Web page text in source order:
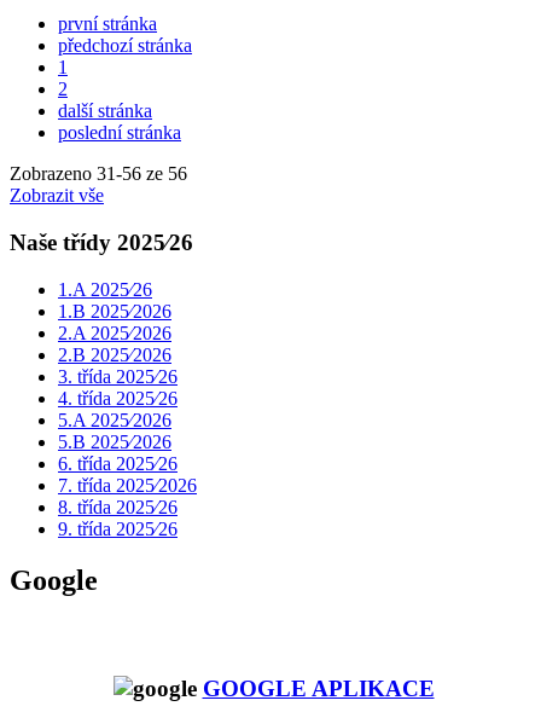
první stránka
předchozí stránka
1
2
další stránka
poslední stránka
Zobrazeno 31-56 ze 56
Zobrazit vše
Naše třídy 2025⁄26
1.A 2025⁄26
1.B 2025⁄2026
2.A 2025⁄2026
2.B 2025⁄2026
3. třída 2025⁄26
4. třída 2025⁄26
5.A 2025⁄2026
5.B 2025⁄2026
6. třída 2025⁄26
7. třída 2025⁄2026
8. třída 2025⁄26
9. třída 2025⁄26
Google
GOOGLE APLIKACE